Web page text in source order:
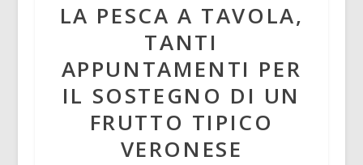
LA PESCA A TAVOLA,
TANTI
APPUNTAMENTI PER
IL SOSTEGNO DI UN
FRUTTO TIPICO
VERONESE